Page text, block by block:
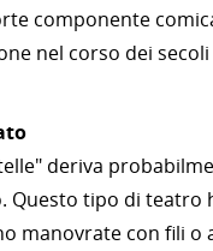
componente
nel corso dei
deriva
Questo tipo di teatro
manovrate con fili